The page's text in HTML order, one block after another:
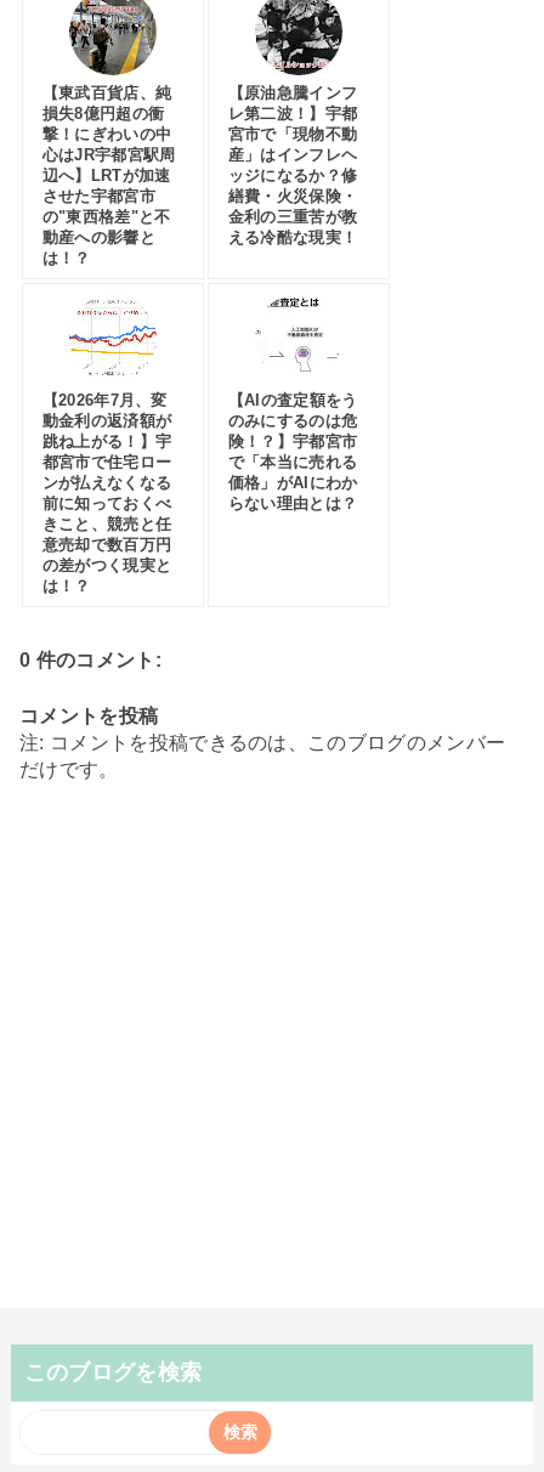
【東武百貨店、純
損失8億円超の衝
撃！にぎわいの中
心はJR宇都宮駅周
辺へ】LRTが加速
させた宇都宮市
の"東西格差"と不
動産への影響と
は！？
【原油急騰インフ
レ第二波！】宇都
宮市で「現物不動
産」はインフレヘ
ッジになるか？修
繕費・火災保険・
金利の三重苦が教
える冷酷な現実！
【2026年7月、変
動金利の返済額が
跳ね上がる！】宇
都宮市で住宅ロー
ンが払えなくなる
前に知っておくべ
きこと、競売と任
意売却で数百万円
の差がつく現実と
は！？
【AIの査定額をう
のみにするのは危
険！？】宇都宮市
で「本当に売れる
価格」がAIにわか
らない理由とは？
0 件のコメント:
コメントを投稿
注: コメントを投稿できるのは、このブログのメンバー
だけです。
このブログを検索